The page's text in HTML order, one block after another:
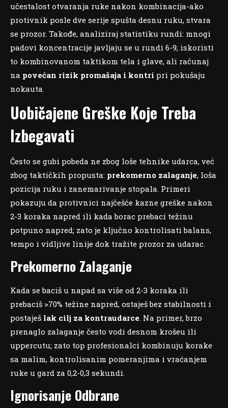
učestalost otvaranja ruke nakon kombinacija-ako
protivnik posle dve serije spušta desnu ruku, stvara
se prozor. Takođe, analiziraj statistiku rundi: mnogi
padovi koncentracije javljaju se u rundi 6-9; iskoristi
to kombinovanom taktikom tela i glave, ali računaj
na povećan rizik promašaja i kontri pri pokušaju
nokauta.
Uobičajene Greške Koje Treba
Izbegavati
Često se gubi pobeda ne zbog loše tehnike udarca, već
zbog taktičkih propusta: prekomerno zalaganje, loša
pozicija ruku i zanemarivanje stopala. Primeri
pokazuju da protivnici najčešće kazne greške nakon
2-3 koraka napred ili kada borac prebaci težinu
potpuno napred; zato je ključno kontrolisati balans,
tempo i vidljive linije dok tražite prozor za udarac.
Prekomerno Zalaganje
Kada se baciš u napad sa više od 2-3 koraka ili
prebaciš >70% težine napred, ostaješ bez stabilnosti i
postaješ lak cilj za kontraudarce. Na primer, brzo
prenaglo zalaganje često vodi desnom krošeu ili
uppercutu; zato top profesionalci kombinuju korake
sa malim, kontrolisanim pomeranjima i vraćanjem
ruke u gard za 0,2-0,3 sekundi.
Ignorisanje Odbrane